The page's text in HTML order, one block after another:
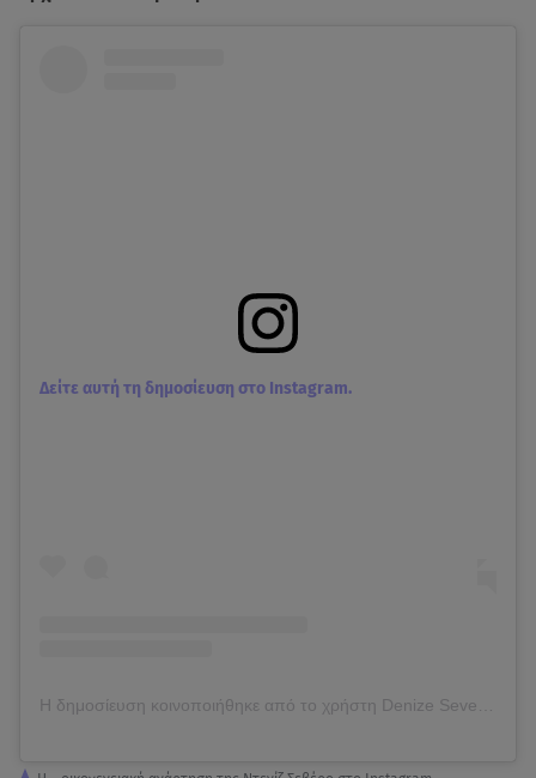
Δείτε αυτή τη δημοσίευση στο Instagram.